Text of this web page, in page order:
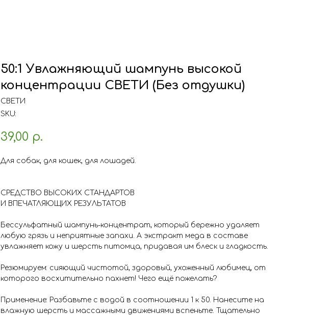
50:1 Увлажняющий шампунь высокой
концентрации СВЕТИ (Без отдушки)
СВЕТИ
SKU:
39,00 р.
Для собак, для кошек, для лошадей.
СРЕДСТВО ВЫСОКИХ СТАНДАРТОВ
И ВПЕЧАТЛЯЮЩИХ РЕЗУЛЬТАТОВ
Бессульфатный шампунь-концентрат, который бережно удаляет
любую грязь и неприятные запахи. А экстракт меда в составе
увлажняет кожу и шерсть питомца, придавая им блеск и гладкость.
Резюмируем: сияющий чистотой, здоровый, ухоженный любимец, от
которого восхитительно пахнет! Чего ещё пожелать?
Применение: Разбавьте с водой в соотношении 1 к 50. Нанесите на
влажную шерсть и массажными движениями вспеньте. Тщательно